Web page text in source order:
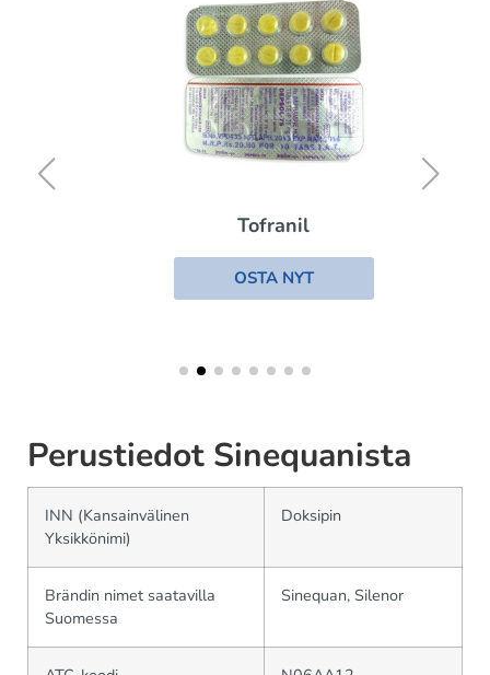
Tofranil
OSTA NYT
Perustiedot Sinequanista
INN (Kansainvälinen
Yksikkönimi)
Doksipin
Brändin nimet saatavilla
Suomessa
Sinequan, Silenor